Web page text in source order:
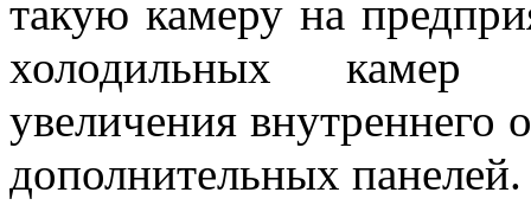
такую камеру на
холодильных камер
увеличения внутреннего
дополнительных панелей.